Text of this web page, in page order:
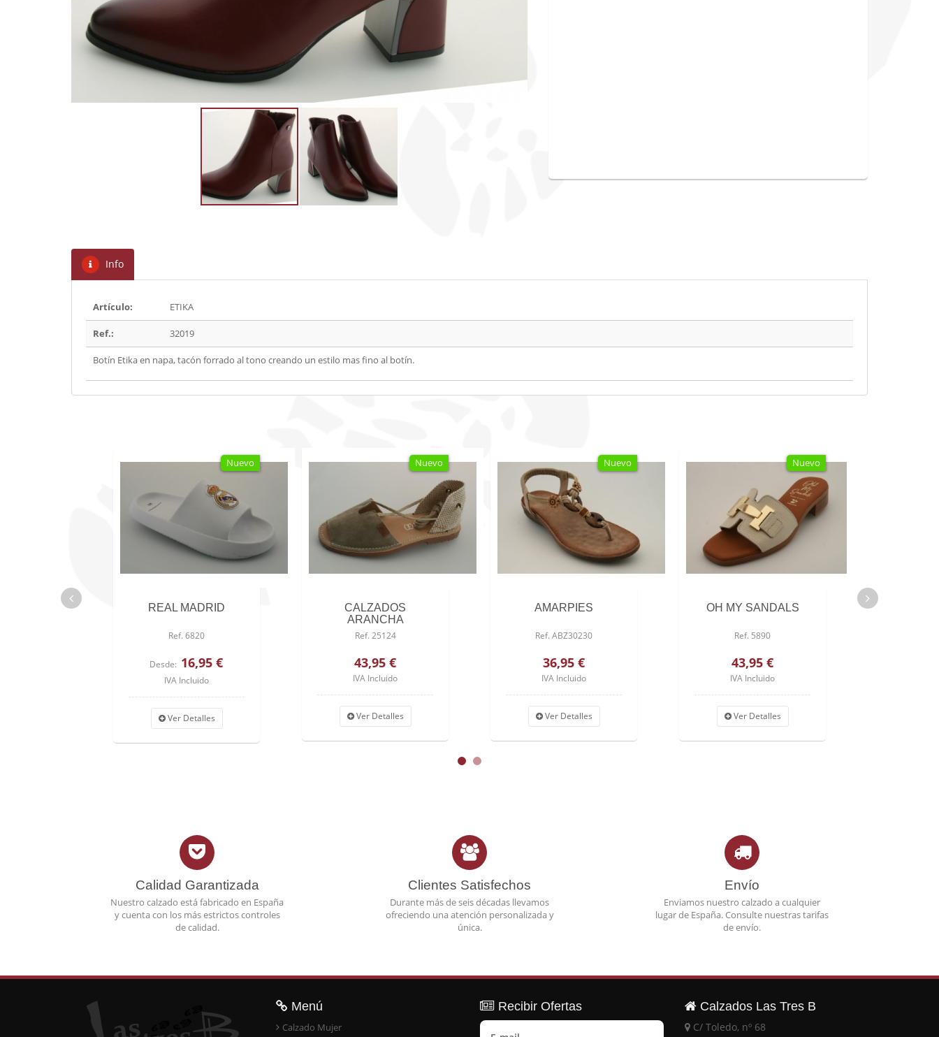
Info
Artículo: ETIKA
Ref.: 32019
Botín Etika en napa, tacón forrado al tono creando un estilo mas fino al botín.
Nuevo
REAL MADRID
Ref. 6820
Desde: 16,95 €
IVA Incluido
Ver Detalles
Nuevo
CALZADOS
ARANCHA
Ref. 25124
43,95 €
IVA Incluido
Ver Detalles
Nuevo
AMARPIES
Ref. ABZ30230
36,95 €
IVA Incluido
Ver Detalles
Nuevo
OH MY SANDALS
Ref. 5890
43,95 €
IVA Incluido
Ver Detalles
Calidad Garantizada
Nuestro calzado está fabricado en España
y cuenta con los más estrictos controles
de calidad.
Clientes Satisfechos
Durante más de seis décadas llevamos
ofreciendo una atención personalizada y
única.
Envío
Enviamos nuestro calzado a cualquier
lugar de España. Consulte nuestras tarifas
de envío.
Menú
Calzado Mujer
Recibir Ofertas Calzados Las Tres B
C/ Toledo, nº 68